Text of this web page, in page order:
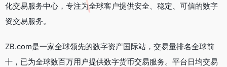
化交易服务中心，专注为全球客户提供安全、稳定、可信的数字
资交易服务。
ZB.com是一家全球领先的数字资产国际站，交易量排名全球前
十，已为全球数百万用户提供数字货币交易服务。平台日均交易